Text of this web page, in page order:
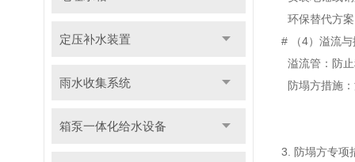
定压补水装置
雨水收集系统
箱泵一体化给水设备
环保替代方案
#
（4）溢流与
溢流管 ：防止
防塌方措施 ：
3. 防塌方专项